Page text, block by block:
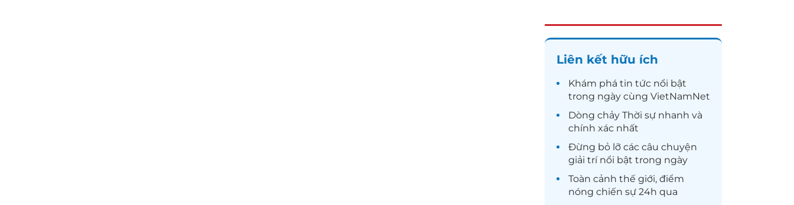
Liên kết hữu ích
Khám phá tin tức nổi bật
trong ngày cùng VietNamNet
Dòng chảy Thời sự nhanh và
chính xác nhất
Đừng bỏ lỡ các câu chuyện
giải trínổi bật trong ngày
Toàn cảnh thế giới, điểm
nóng chiến sự 24h qua